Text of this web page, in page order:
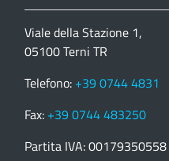
Viale della Stazione 1,
05100 Terni TR
Telefono: +39 0744 4831
Fax: +39 0744 483250
Partita IVA: 00179350558